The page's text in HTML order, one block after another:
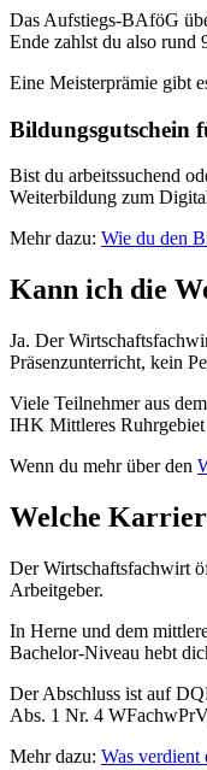
Das Aufstiegs-BAföG
Ende zahlst du also rund
Eine Meisterprämie gibt
Bildungsgutschein
Bist du arbeitssuchend
Weiterbildung zum
Mehr dazu: Wie du den
Kann ich die
Ja. Der
Präsenzunterricht, kein
Viele Teilnehmer aus
IHK Mittleres Ruhrgebiet
Wenn du mehr über den
Welche
Der Wirtschaftsfachwirt
Arbeitgeber.
In Herne und dem
Bachelor-Niveau hebt
Der Abschluss ist auf
Abs. 1 Nr. 4
Mehr dazu: Was verdient